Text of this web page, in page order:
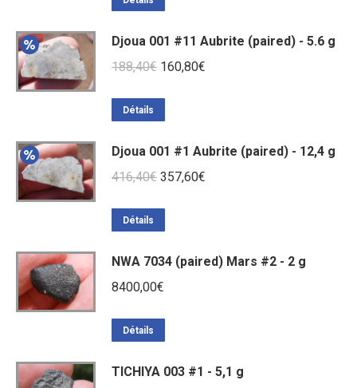
Djoua 001 #11 Aubrite (paired) - 5.6 g
188,40€ Le
188,40€.
160,80€
160,80€.
Détails
Djoua 001 #1 Aubrite (paired) - 12,4 g
416,40€ Le
416,40€.
357,60€
357,60€.
Détails
NWA 7034 (paired) Mars #2 - 2 g
8400,00€
Détails
TICHIYA 003 #1 - 5,1 g